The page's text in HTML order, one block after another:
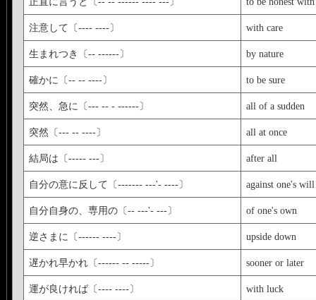
注意して〔---- ----〕 with care
生まれつき〔-- ------〕 by nature
確かに〔-- -- ----〕 to be sure
突然、急に〔--- -- - ------〕 all of a sudden
突然〔--- -- ----〕 all at once
結局は〔----- ---〕 after all
自分の意に反して〔------- ---'- ----〕 against one's will
自分自身の、専用の〔-- ---'- ---〕 of one's own
逆さまに〔------ ----〕 upside down
遅かれ早かれ〔------ -- -----〕 sooner or later
運が良ければ〔---- ----〕 with luck